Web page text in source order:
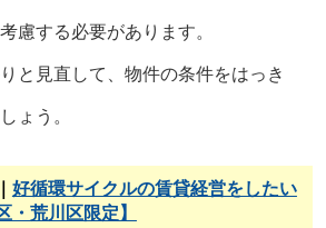
慮する必要があります。
と見直して、物件の条件をはっき
ょう。
好循環サイクルの賃貸経営をしたい
・荒川区限定】